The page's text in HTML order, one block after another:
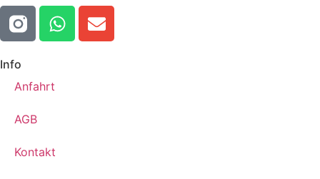
Info
Anfahrt
AGB
Kontakt